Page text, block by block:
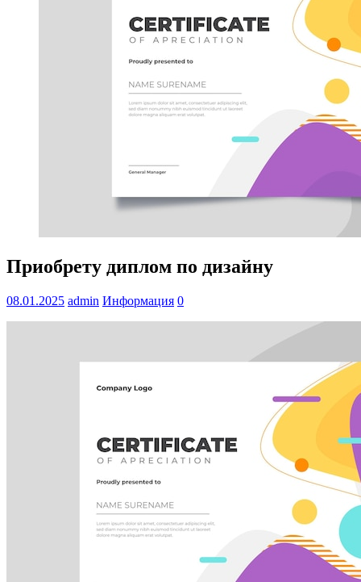
Приобрету диплом по дизайну
08.01.2025 admin Информация 0